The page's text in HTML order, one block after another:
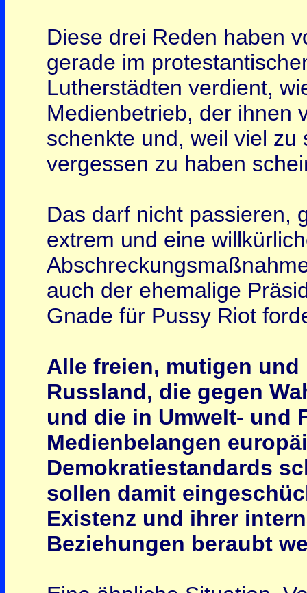
Diese drei Reden haben
gerade im
Lutherstädten verdient,
Medienbetrieb, der ihnen
schenkte und, weil viel
vergessen zu haben
Das darf nicht passieren,
extrem und eine
auch der ehemalige
Gnade für Pussy Riot
Alle freien, mutigen
Russland, die gegen
und die in Umwelt- und
Medienbelangen
Demokratiestandards
sollen damit
Existenz und ihrer
Beziehungen beraubt